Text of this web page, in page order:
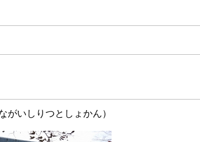
ながいしりつとしょかん）